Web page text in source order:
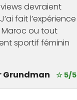
devraient
fait l’expérience
Maroc ou tout
sportif féminin
Grundman
☆ 5/5